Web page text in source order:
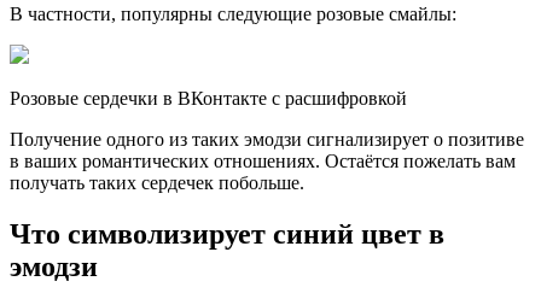
В частности, популярны следующие розовые смайлы:
Розовые сердечки в ВКонтакте с расшифровкой
Получение одного из таких эмодзи сигнализирует о позитиве
в ваших романтических отношениях. Остаётся пожелать вам
получать таких сердечек побольше.
Что символизирует синий цвет в
эмодзи